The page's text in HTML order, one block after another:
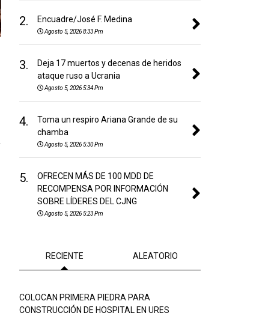
2. Encuadre/José F. Medina
Agosto 5, 2026 8:33 Pm
3.
Deja 17 muertos y decenas de heridos
ataque ruso a Ucrania
Agosto 5, 2026 5:34 Pm
4.
Toma un respiro Ariana Grande de su
chamba
Agosto 5, 2026 5:30 Pm
5.
OFRECEN MÁS DE 100 MDD DE
RECOMPENSA POR INFORMACIÓN
SOBRE LÍDERES DEL CJNG
Agosto 5, 2026 5:23 Pm
RECIENTE ALEATORIO
COLOCAN PRIMERA PIEDRA PARA
CONSTRUCCIÓN DE HOSPITAL EN URES